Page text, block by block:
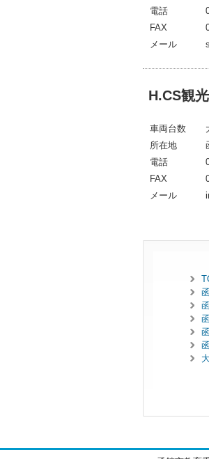
電話
FAX
メール
H.CS観
車両台数
所在地
電話
FAX
メール